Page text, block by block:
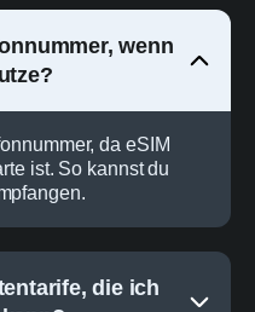
wenn
da eSIM
ist. So kannst du
die ich